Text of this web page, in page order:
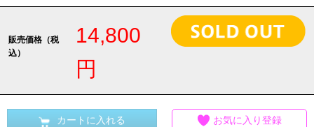
販売価格（税
込）
14,800
円
カートに入れる お気に入り登録